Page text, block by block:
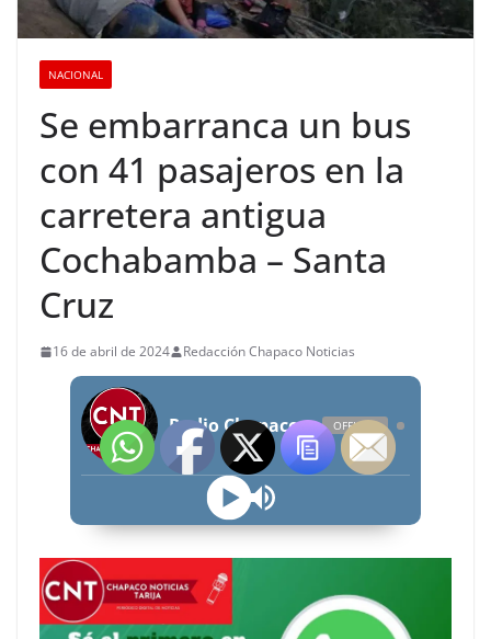
NACIONAL
Se embarranca un bus
con 41 pasajeros en la
carretera antigua
Cochabamba – Santa
Cruz
16 de abril de 2024 Redacción Chapaco Noticias
Radio Chapaco Noticias Las 24 horas en vivo OFFLINE